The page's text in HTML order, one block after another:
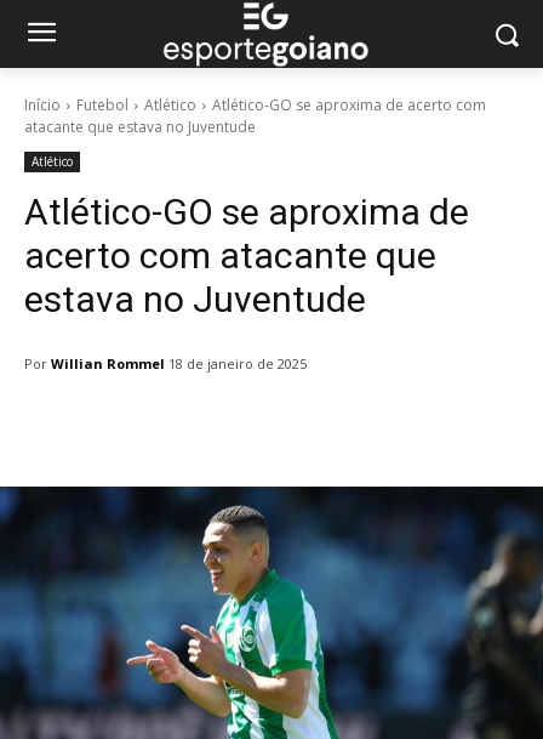
Início Futebol Atlético
Atlético-GO se aproxima de acerto com
atacante que estava no Juventude
Atlético
Atlético-GO se aproxima de
acerto com atacante que
estava no Juventude
Por Willian Rommel 18 de janeiro de 2025